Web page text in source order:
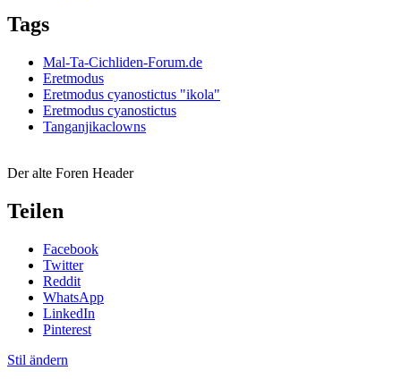
Tags
Mal-Ta-Cichliden-Forum.de
Eretmodus
Eretmodus cyanostictus "ikola"
Eretmodus cyanostictus
Tanganjikaclowns
Der alte Foren Header
Teilen
Facebook
Twitter
Reddit
WhatsApp
LinkedIn
Pinterest
Stil ändern